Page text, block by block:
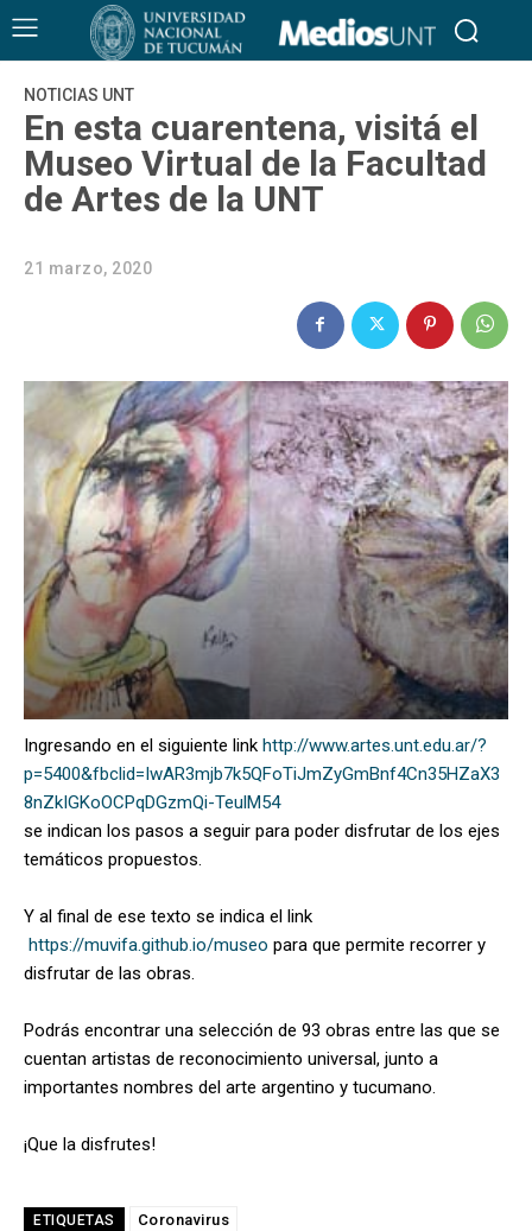
NOTICIAS UNT
En esta cuarentena, visitá el
Museo Virtual de la Facultad
de Artes de la UNT
21 marzo, 2020
Ingresando en el siguiente link http://www.artes.unt.edu.ar/?
p=5400&fbclid=IwAR3mjb7k5QFoTiJmZyGmBnf4Cn35HZaX3
8nZkIGKoOCPqDGzmQi-TeulM54
se indican los pasos a seguir para poder disfrutar de los ejes
temáticos propuestos.
Y al final de ese texto se indica el link
https://muvifa.github.io/museo para que permite recorrer y
disfrutar de las obras.
Podrás encontrar una selección de 93 obras entre las que se
cuentan artistas de reconocimiento universal, junto a
importantes nombres del arte argentino y tucumano.
¡Que la disfrutes!
ETIQUETAS Coronavirus